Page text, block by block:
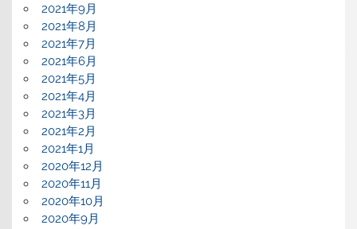
2021年9月
2021年8月
2021年7月
2021年6月
2021年5月
2021年4月
2021年3月
2021年2月
2021年1月
2020年12月
2020年11月
2020年10月
2020年9月